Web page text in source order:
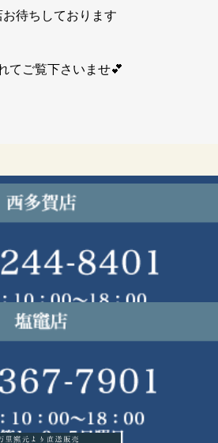
お待ちしております
てご覧下さいませ💕